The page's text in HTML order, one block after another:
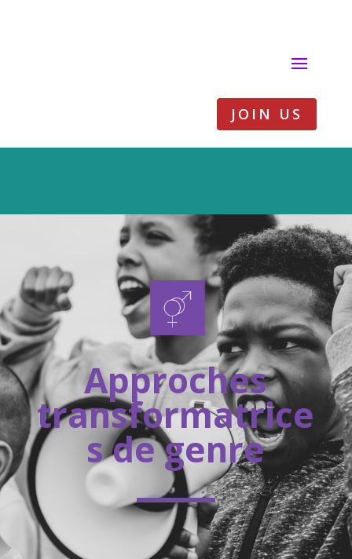
JOIN US
Approches
transformatrice
s de genre